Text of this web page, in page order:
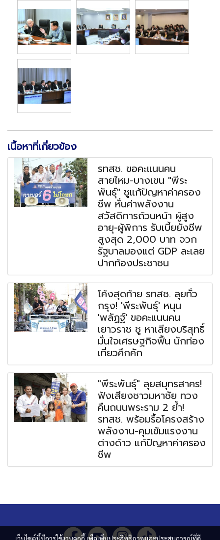
เนื้อหาที่เกี่ยวข้อง
รทสช. ขอคะแนนคน
สายไหม-บางเขน "พีระ
พันธุ์" ชูแก้ปัญหาค่าครอง
ชีพ หั่นค่าพลังงาน
สวัสดิการถ้วนหน้า ผู้สูง
อายุ-ผู้พิการ รับเบี้ยยังชีพ
สูงสุด 2,000 บาท จวก
รัฐบาลมองแต่ GDP ละเลย
ปากท้องประชาชน
โค้งสุดท้าย รทสช. ลุยทั่ว
กรุง! 'พีระพันธุ์' หนุน
'พลัฏฐ์' ขอคะแนนคน
เยาวราช ชู หาเสียงบริสุทธิ์
มั่นใจเศรษฐกิจฟื้น นักท่อง
เที่ยวคึกคัก
"พีระพันธุ์" ลุยสมุทรสาคร!
ฟังเสียงชาวมหาชัย ทวง
คืนถนนพระราม 2 ย้ำ!
รทสช. พร้อมรื้อโครงสร้าง
พลังงาน-คุมเข้มแรงงาน
ต่างด้าว แก้ปัญหาค่าครอง
ชีพ